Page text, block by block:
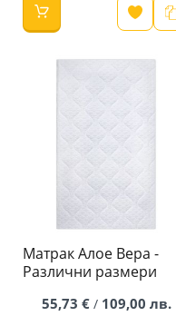
Матрак Алое Вера -
Различни размери
55,73 €/ 109,00 лв.